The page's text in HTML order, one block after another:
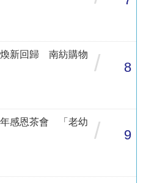
煥新回歸 南紡購物
/ 8
年感恩茶會 「老幼
/ 9